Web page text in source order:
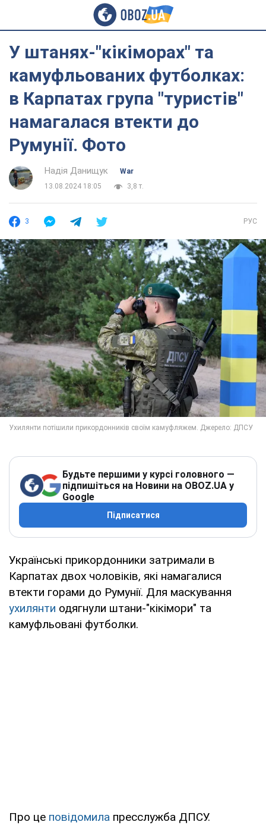
У штанях-"кікіморах" та
камуфльованих футболках:
в Карпатах група "туристів"
намагалася втекти до
Румунії. Фото
Надія Данищук
War
13.08.2024 18:05
3,8 т.
3 РУС
Будьте першими у курсі головного —
підпишіться на Новини на OBOZ.UA у
Google
Підписатися
Українські прикордонники затримали в
Карпатах двох чоловіків, які намагалися
втекти горами до Румунії. Для маскування
ухилянти одягнули штани-"кікімори" та
камуфльовані футболки.
Про це повідомила пресслужба ДПСУ.